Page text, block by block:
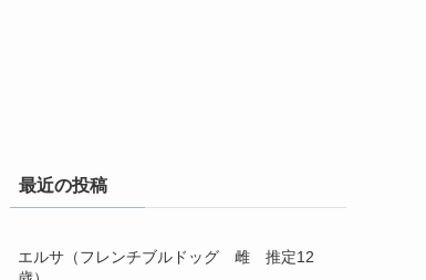
最近の投稿
エルサ（フレンチブルドッグ 雌 推定12